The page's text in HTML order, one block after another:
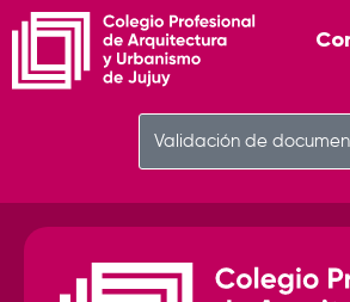
Validación de